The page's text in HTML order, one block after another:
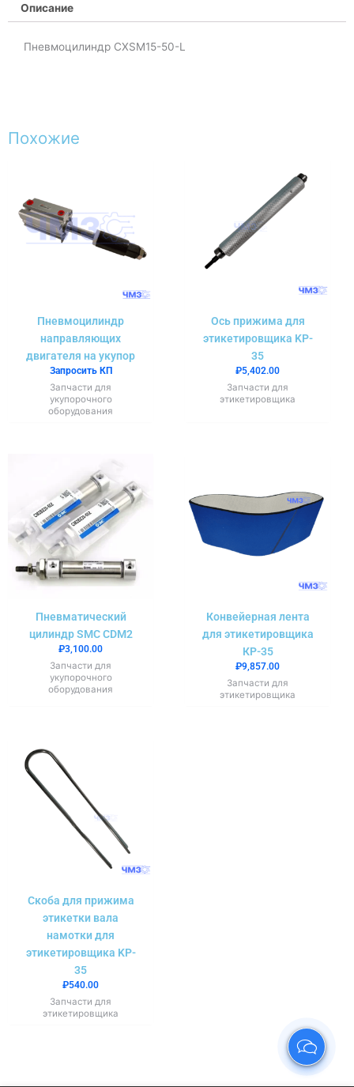
Описание
Пневмоцилиндр CXSM15-50-L
Похожие
Пневмоцилиндр
направляющих
двигателя на укупор
Запросить КП
Запчасти для
укупорочного
оборудования
Ось прижима для
этикетировщика KP-
35
₽5,402.00
Запчасти для
этикетировщика
Пневматический
цилиндр SMC CDM2
₽3,100.00
Запчасти для
укупорочного
оборудования
Конвейерная лента
для этикетировщика
КР-35
₽9,857.00
Запчасти для
этикетировщика
Скоба для прижима
этикетки вала
намотки для
этикетировщика KP-
35
₽540.00
Запчасти для
этикетировщика